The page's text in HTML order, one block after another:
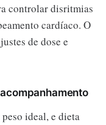
controlar disritmias
cardíaco. O
de dose e
ideal, e dieta